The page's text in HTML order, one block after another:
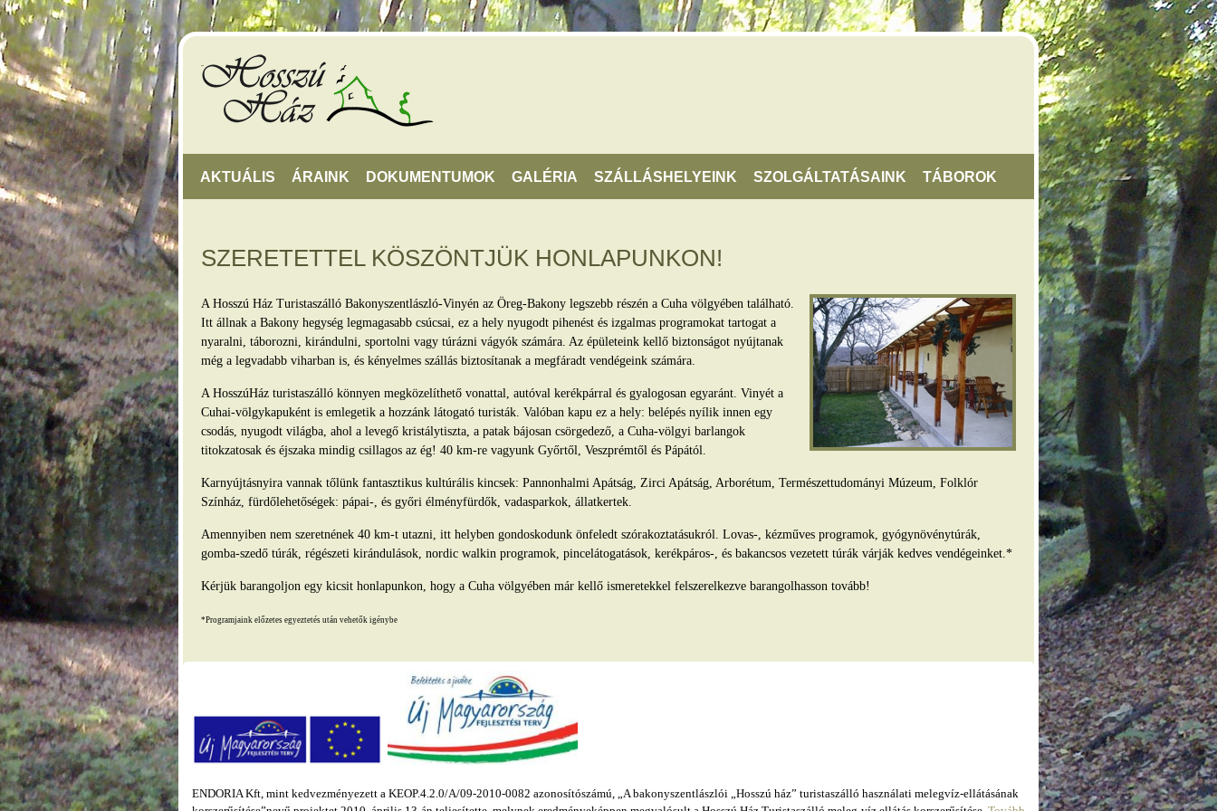
AKTUÁLIS ÁRAINK DOKUMENTUMOK GALÉRIA SZÁLLÁSHELYEINK SZOLGÁLTATÁSAINK TÁBOROK
SZERETETTEL KÖSZÖNTJÜK HONLAPUNKON!
A Hosszú Ház Turistaszálló Bakonyszentlászló-Vinyén az Öreg-Bakony legszebb részén a Cuha völgyében található.
Itt állnak a Bakony hegység legmagasabb csúcsai, ez a hely nyugodt pihenést és izgalmas programokat tartogat a
nyaralni, táborozni, kirándulni, sportolni vagy túrázni vágyók számára. Az épületeink kellő biztonságot nyújtanak
még a legvadabb viharban is, és kényelmes szállás biztosítanak a megfáradt vendégeink számára.
A HosszúHáz turistaszálló könnyen megközelíthető vonattal, autóval kerékpárral és gyalogosan egyaránt. Vinyét a
Cuhai-völgykapuként is emlegetik a hozzánk látogató turisták. Valóban kapu ez a hely: belépés nyílik innen egy
csodás, nyugodt világba, ahol a levegő kristálytiszta, a patak bájosan csörgedező, a Cuha-völgyi barlangok
titokzatosak és éjszaka mindig csillagos az ég! 40 km-re vagyunk Győrtől, Veszprémtől és Pápától.
Karnyújtásnyira vannak tőlünk fantasztikus kultúrális kincsek: Pannonhalmi Apátság, Zirci Apátság, Arborétum, Természettudományi Múzeum, Folklór
Színház, fürdőlehetőségek: pápai-, és győri élményfürdők, vadasparkok, állatkertek.
Amennyiben nem szeretnének 40 km-t utazni, itt helyben gondoskodunk önfeledt szórakoztatásukról. Lovas-, kézműves programok, gyógynövénytúrák,
gomba-szedő túrák, régészeti kirándulások, nordic walkin programok, pincelátogatások, kerékpáros-, és bakancsos vezetett túrák várják kedves vendégeinket.*
Kérjük barangoljon egy kicsit honlapunkon, hogy a Cuha völgyében már kellő ismeretekkel felszerelkezve barangolhasson tovább!
*Programjaink előzetes egyeztetés után vehetők igénybe
ENDORIA Kft, mint kedvezményezett a KEOP.4.2.0/A/09-2010-0082 azonosítószámú, „A bakonyszentlászlói „Hosszú ház” turistaszálló használati melegvíz-ellátásának